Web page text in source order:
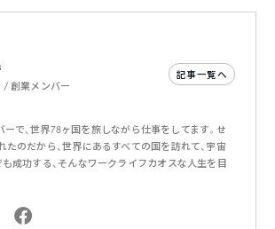
/ 創業メンバー
記事一覧へ
ーで、世界78ヶ国を旅しながら仕事をしてます。せ
たのだから、世界にあるすべての国を訪れて、宇宙
も成功する、そんなワークライフカオスな人生を目